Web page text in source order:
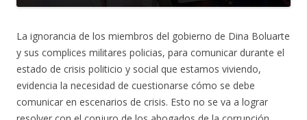
La ignorancia de los miembros del gobierno de Dina Boluarte
y sus complices militares policias, para comunicar durante el
estado de crisis politicio y social que estamos viviendo,
evidencia la necesidad de cuestionarse cómo se debe
comunicar en escenarios de crisis. Esto no se va a lograr